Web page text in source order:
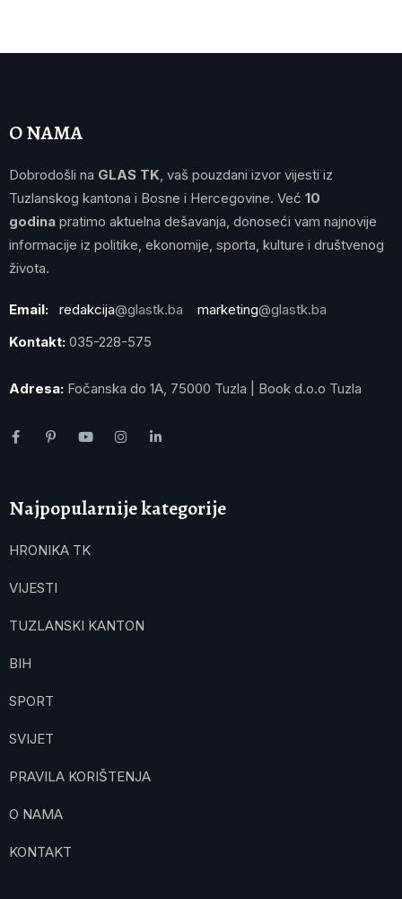
O NAMA
Dobrodošli na GLAS TK , vaš pouzdani izvor vijesti iz
Tuzlanskog kantona i Bosne i Hercegovine. Već 10
godina pratimo aktuelna dešavanja, donoseći vam najnovije
informacije iz politike, ekonomije, sporta, kulture i društvenog
života.
Email: redakcija@glastk.ba marketing@glastk.ba
Kontakt: 035-228-575
Adresa: Fočanska do 1A, 75000 Tuzla | Book d.o.o Tuzla
Najpopularnije kategorije
HRONIKA TK
VIJESTI
TUZLANSKI KANTON
BIH
SPORT
SVIJET
PRAVILA KORIŠTENJA
O NAMA
KONTAKT